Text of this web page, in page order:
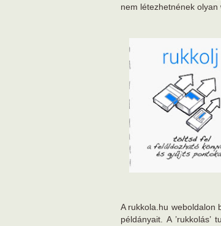
nem létezhetnének
A rukkola.hu weboldalon
példányait. A